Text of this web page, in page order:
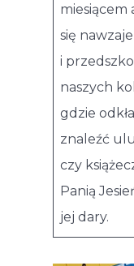
miesiącem
się
i
naszych
gdzie
znaleźć
czy
Panią
jej dary.